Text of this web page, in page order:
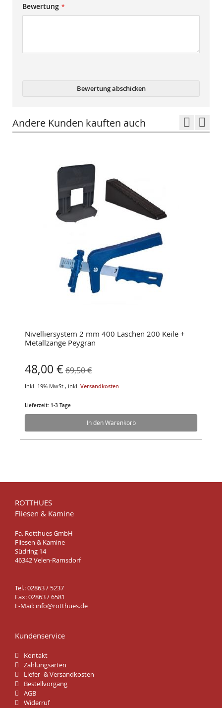
Bewertung
Bewertung abschicken
Andere Kunden kauften auch
Nivelliersystem 2 mm 400 Laschen 200 Keile +
Metallzange Peygran
Sonderangebot
48,00 € 69,50 €
Inkl. 19% MwSt., inkl. Versandkosten
Lieferzeit: 1-3 Tage
In den Warenkorb
ROTTHUES
Fliesen & Kamine
Fa. Rotthues GmbH
Fliesen & Kamine
Südring 14
46342 Velen-Ramsdorf
Tel.: 02863 / 5237
Fax: 02863 / 6581
E-Mail: info@rotthues.de
Kundenservice
Kontakt
Zahlungsarten
Liefer- & Versandkosten
Bestellvorgang
AGB
Widerruf